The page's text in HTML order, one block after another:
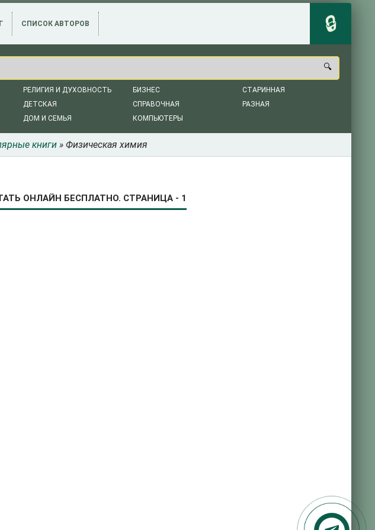
СПИСОК АВТОРОВ
РЕЛИГИЯ И ДУХОВНОСТЬ
ДЕТСКАЯ
ДОМ И СЕМЬЯ
БИЗНЕС
СПРАВОЧНАЯ
КОМПЬЮТЕРЫ
СТАРИННАЯ
РАЗНАЯ
книги » Физическая химия
ОНЛАЙН БЕСПЛАТНО. СТРАНИЦА - 1